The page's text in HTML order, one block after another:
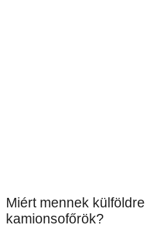
Miért mennek
kamionsofőrök?